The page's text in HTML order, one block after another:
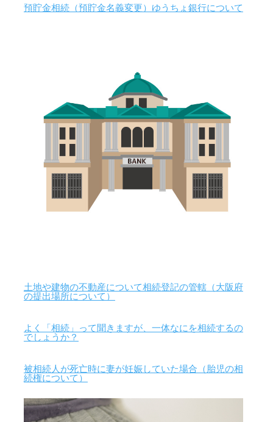
預貯金相続（預貯金名義変更）ゆうちょ銀行について
土地や建物の不動産について相続登記の管轄（大阪府
の提出場所について）
よく「相続」って聞きますが、一体なにを相続するの
でしょうか？
被相続人が死亡時に妻が妊娠していた場合（胎児の相
続権について）